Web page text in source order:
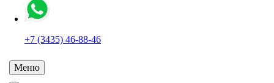
+7 (3435) 46-88-46
Меню